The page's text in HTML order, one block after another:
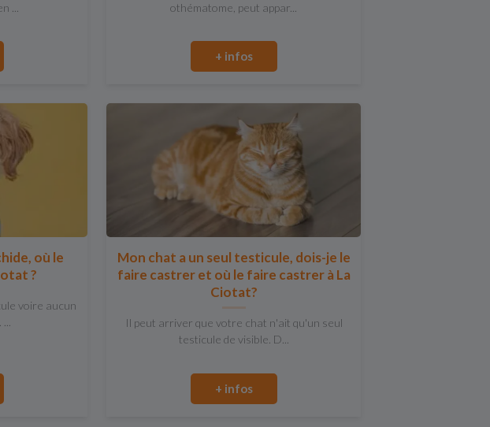
...
othématome, peut appar...
+ infos
où le
?
voire aucun
Mon chat a un seul testicule, dois-je le
faire castrer et où le faire castrer à La
Ciotat?
Il peut arriver que votre chat n'ait qu'un seul
testicule de visible. D...
+ infos